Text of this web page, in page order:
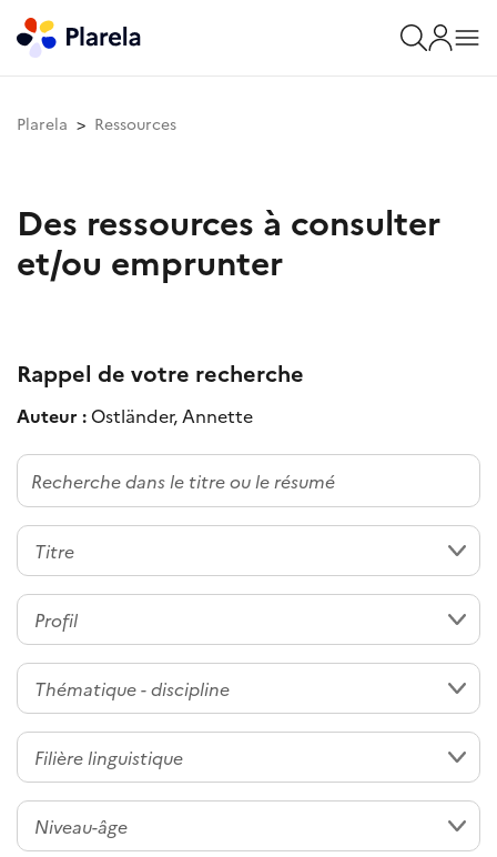
Plarela Ressources
Des ressources à consulter
et/ou emprunter
Rappel de votre recherche
Auteur : Ostländer, Annette